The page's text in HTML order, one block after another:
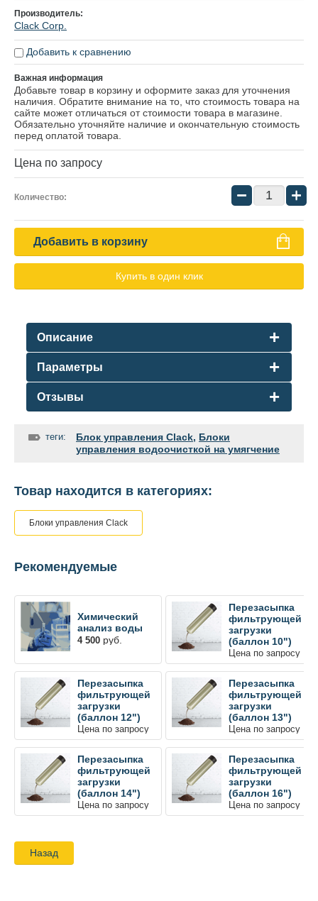
Производитель:
Clack Corp.
Добавить к сравнению
Важная информация
Добавьте товар в корзину и оформите заказ для уточнения
наличия. Обратите внимание на то, что стоимость товара на
сайте может отличаться от стоимости товара в магазине.
Обязательно уточняйте наличие и окончательную стоимость
перед оплатой товара.
Цена по запросу
Количество: − +
Добавить в корзину
Купить в один клик
Описание
Параметры
Отзывы
теги: Блок управления Clack, Блоки
управления водоочисткой на умягчение
Товар находится в категориях:
Блоки управления Clack
Рекомендуемые
Химический
анализ воды
4 500 руб.
Перезасыпка
фильтрующей
загрузки
(баллон 10")
Цена по запросу
Перезасыпка
фильтрующей
загрузки
(баллон 12")
Цена по запросу
Перезасыпка
фильтрующей
загрузки
(баллон 13")
Цена по запросу
Перезасыпка
фильтрующей
загрузки
(баллон 14")
Цена по запросу
Перезасыпка
фильтрующей
загрузки
(баллон 16")
Цена по запросу
Назад